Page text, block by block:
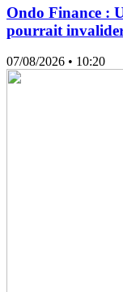
Ondo Finance :
pourrait invalider
07/08/2026 • 10:20